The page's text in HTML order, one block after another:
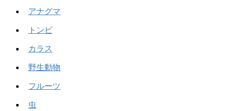
アナグマ
トンビ
カラス
野生動物
フルーツ
虫